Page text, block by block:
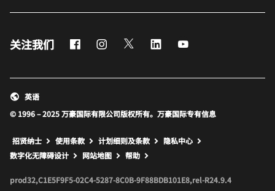
关注我们 FacebookInstagram
Twitter LinkedIn
© 1996 – 2025 万豪国际有限公司版权所有。万豪国际专有信息
英语
招贤纳士 使用条款 计划细则及条款
隐私中心
数字化无障碍设计
网站地图 打开新窗口
帮助
prod32,C1E5F9F5-02C4-5287-8C0B-9F88BDB101E8,rel-R24.9.4